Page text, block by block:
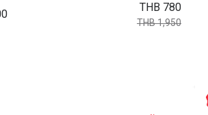
THB 780
THB 1,950